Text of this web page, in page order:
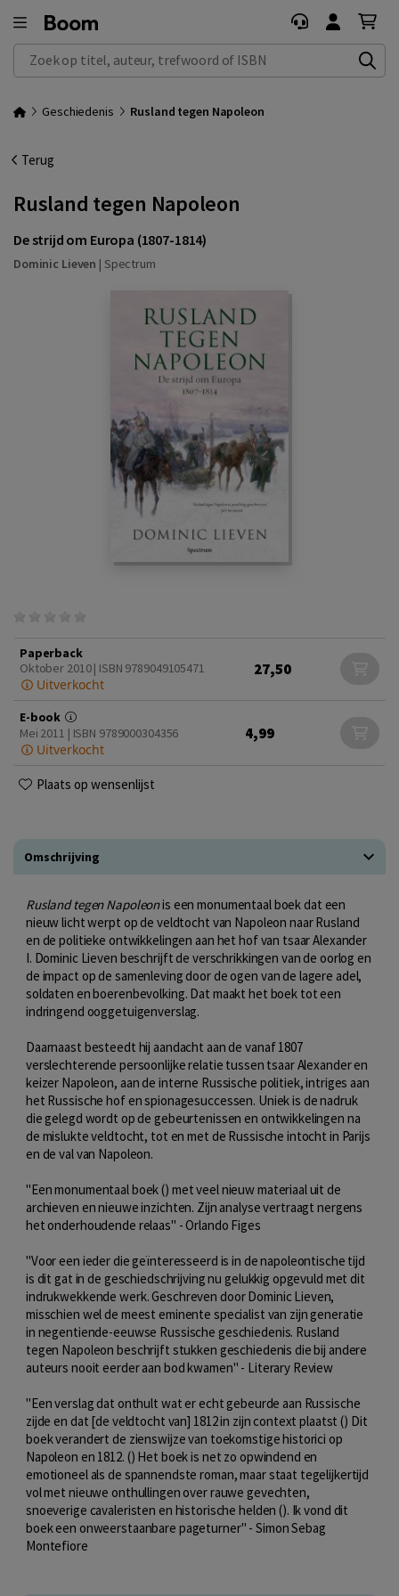
Zoek op titel, auteur, trefwoord of ISBN
Geschiedenis Rusland tegen Napoleon
Terug
Rusland tegen Napoleon
De strijd om Europa (1807-1814)
Dominic Lieven | Spectrum
Paperback
Oktober 2010 | ISBN 9789049105471
Uitverkocht
27,50
E-book
Mei 2011 | ISBN 9789000304356
Uitverkocht
4,99
Plaats op wensenlijst
Omschrijving
Rusland tegen Napoleonis een monumentaal boek dat een
nieuw licht werpt op de veldtocht van Napoleon naar Rusland
en de politieke ontwikkelingen aan het hof van tsaar Alexander
I. Dominic Lieven beschrijft de verschrikkingen van de oorlog en
de impact op de samenleving door de ogen van de lagere adel,
soldaten en boerenbevolking. Dat maakt het boek tot een
indringend ooggetuigenverslag.
Daarnaast besteedt hij aandacht aan de vanaf 1807
verslechterende persoonlijke relatie tussen tsaar Alexander en
keizer Napoleon, aan de interne Russische politiek, intriges aan
het Russische hof en spionagesuccessen. Uniek is de nadruk
die gelegd wordt op de gebeurtenissen en ontwikkelingen na
de mislukte veldtocht, tot en met de Russische intocht in Parijs
en de val van Napoleon.
"Een monumentaal boek () met veel nieuw materiaal uit de
archieven en nieuwe inzichten. Zijn analyse vertraagt nergens
het onderhoudende relaas" - Orlando Figes
"Voor een ieder die geïnteresseerd is in de napoleontische tijd
is dit gat in de geschiedschrijving nu gelukkig opgevuld met dit
indrukwekkende werk. Geschreven door Dominic Lieven,
misschien wel de meest eminente specialist van zijn generatie
in negentiende-eeuwse Russische geschiedenis. Rusland
tegen Napoleon beschrijft stukken geschiedenis die bij andere
auteurs nooit eerder aan bod kwamen" - Literary Review
"Een verslag dat onthult wat er echt gebeurde aan Russische
zijde en dat [de veldtocht van] 1812 in zijn context plaatst () Dit
boek verandert de zienswijze van toekomstige historici op
Napoleon en 1812. () Het boek is net zo opwindend en
emotioneel als de spannendste roman, maar staat tegelijkertijd
vol met nieuwe onthullingen over rauwe gevechten,
snoeverige cavaleristen en historische helden (). Ik vond dit
boek een onweerstaanbare pageturner" - Simon Sebag
Montefiore